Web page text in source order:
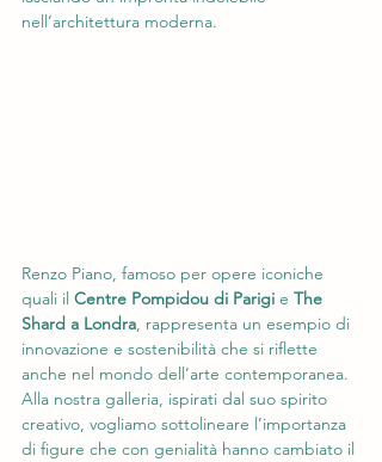
nell’architettura moderna.
Renzo Piano, famoso per opere iconiche
quali il Centre Pompidou di Parigi e The
Shard a Londra, rappresenta un esempio di
innovazione e sostenibilità che si riflette
anche nel mondo dell’arte contemporanea.
Alla nostra galleria, ispirati dal suo spirito
creativo, vogliamo sottolineare l’importanza
di figure che con genialità hanno cambiato il